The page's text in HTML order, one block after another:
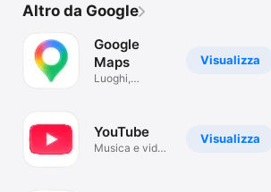
Altro da Google
Visualizza
Google
Maps
Luoghi,
Visualizza
YouTube
Musica e video